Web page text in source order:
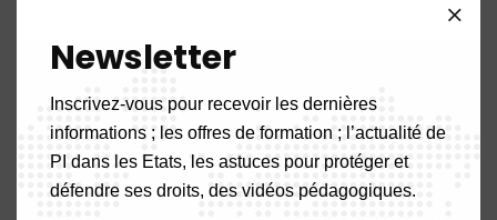
Newsletter
Inscrivez-vous pour recevoir les dernières
informations ; les offres de formation ; l’actualité de
PI dans les Etats, les astuces pour protéger et
défendre ses droits, des vidéos pédagogiques.